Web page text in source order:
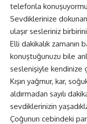
telefonla
Sevdiklerinize
ulaşır sesleriniz
Elli dakikalık zamanın
konuştuğunuzu bile
seslenişiyle kendinize
Kışın yağmur, kar,
aldırmadan sayılı
sevdiklerinizin
Çoğunun cebindeki